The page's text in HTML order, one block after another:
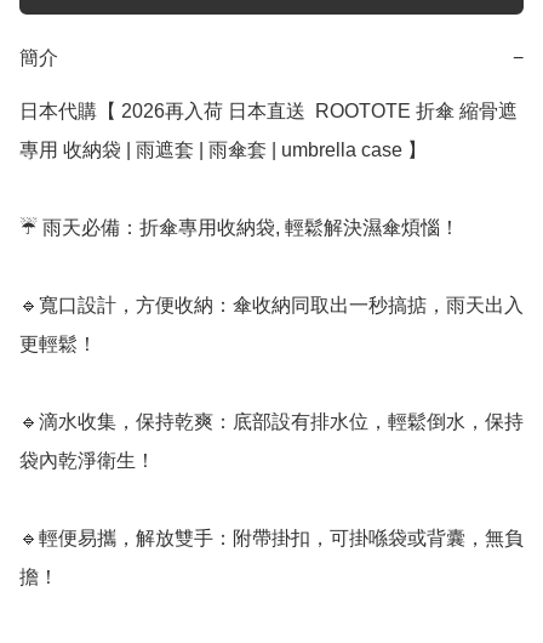
簡介 −
日本代購【 2026再入荷 日本直送  ROOTOTE 折傘 縮骨遮
專用 收納袋 | 雨遮套 | 雨傘套 | umbrella case 】
☔ 雨天必備：折傘專用收納袋, 輕鬆解決濕傘煩惱！
🔹寬口設計，方便收納：傘收納同取出一秒搞掂，雨天出入
更輕鬆！
🔹滴水收集，保持乾爽：底部設有排水位，輕鬆倒水，保持
袋內乾淨衛生！
🔹輕便易攜，解放雙手：附帶掛扣，可掛喺袋或背囊，無負
擔！